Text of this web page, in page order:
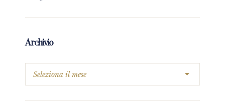
Archivio